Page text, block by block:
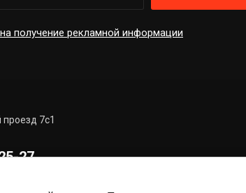
получение рекламной информации
7с1
27